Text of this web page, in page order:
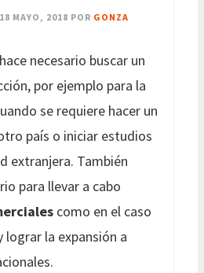
18 MAYO, 2018 POR GONZA
necesario buscar un
por ejemplo para la
se requiere hacer un
país o iniciar estudios
extranjera. También
para llevar a cabo
como en el caso
lograr la expansión a